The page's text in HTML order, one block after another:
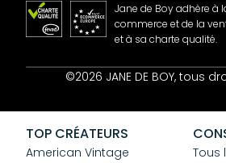
Contact
CGV
Confidentialité
Cookies
Jane de Boy adhère à
commerce et de la
et à sa charte qualité.
©2026 JANE DE BOY, tous
TOP CRÉATEURS
American Vintage
Tous